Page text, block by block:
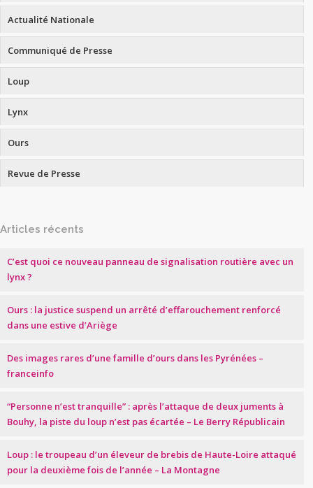
Actualité Nationale
Communiqué de Presse
Loup
Lynx
Ours
Revue de Presse
Articles récents
C’est quoi ce nouveau panneau de signalisation routière avec un
lynx ?
Ours : la justice suspend un arrêté d’effarouchement renforcé
dans une estive d’Ariège
Des images rares d’une famille d’ours dans les Pyrénées –
franceinfo
“Personne n’est tranquille” : après l’attaque de deux juments à
Bouhy, la piste du loup n’est pas écartée – Le Berry Républicain
Loup : le troupeau d’un éleveur de brebis de Haute-Loire attaqué
pour la deuxième fois de l’année – La Montagne